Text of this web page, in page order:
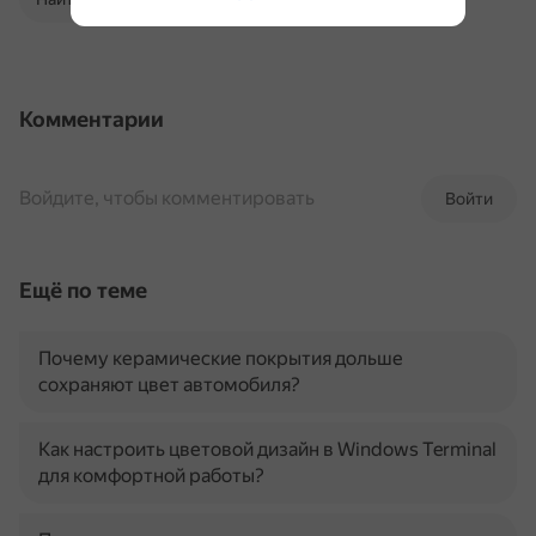
Комментарии
Войти
Войдите, чтобы комментировать
Ещё по теме
Почему керамические покрытия дольше
сохраняют цвет автомобиля?
Как настроить цветовой дизайн в Windows Terminal
для комфортной работы?